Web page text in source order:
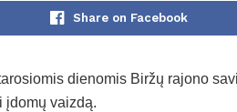
Share on Facebook
dienomis Biržų rajono
įdomų vaizdą.